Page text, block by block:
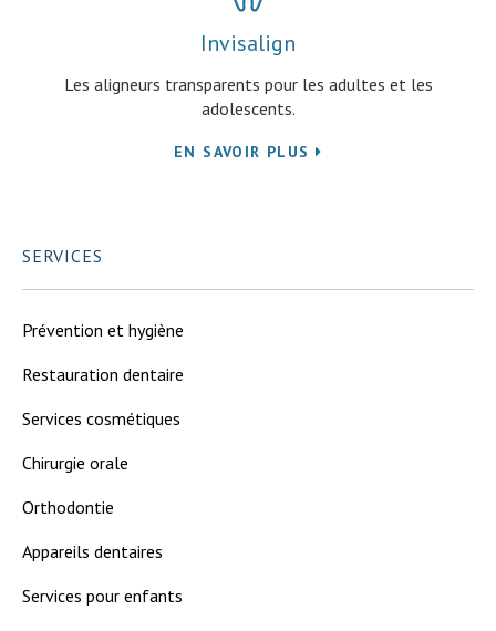
Invisalign
Les aligneurs transparents pour les adultes et les
adolescents.
EN SAVOIR PLUS
SERVICES
Prévention et hygiène
Restauration dentaire
Services cosmétiques
Chirurgie orale
Orthodontie
Appareils dentaires
Services pour enfants